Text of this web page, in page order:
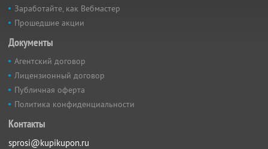
Заработайте, как Вебмастер
Прошедшие акции
Документы
Агентский договор
Лицензионный договор
Публичная оферта
Политика конфиденциальности
Контакты
sprosi@kupikupon.ru